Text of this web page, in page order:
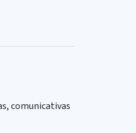
comunicativas